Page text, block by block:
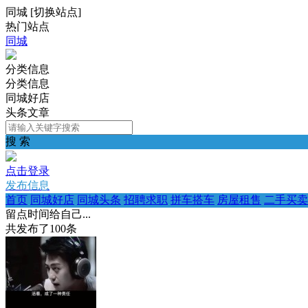
同城 [切换站点]
热门站点
同城
分类信息
分类信息
同城好店
头条文章
搜 索
点击登录
发布信息
首页 同城好店 同城头条 招聘求职 拼车搭车 房屋租售 二手买卖
留点时间给自己...
共发布了100条